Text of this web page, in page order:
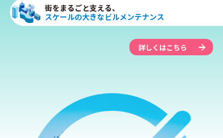
街をまるごと支える、
スケールの大きなビルメンテナンス
詳しくはこちら